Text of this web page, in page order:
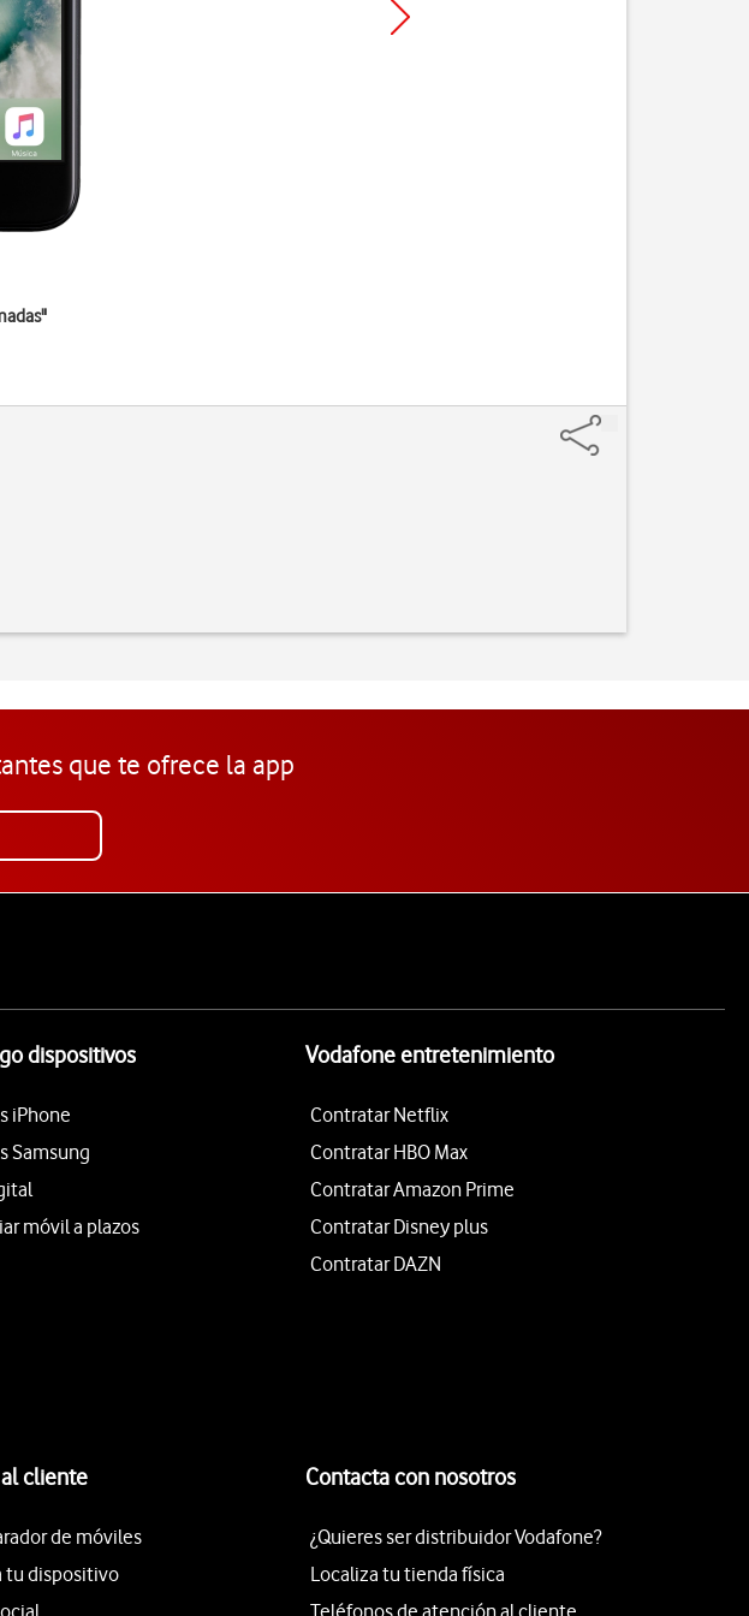
"
que te ofrece la app
dispositivos
iPhone
Samsung
móvil a plazos
Vodafone entretenimiento
Contratar Netflix
Contratar HBO Max
Contratar Amazon Prime
Contratar Disney plus
Contratar DAZN
cliente
de móviles
tu dispositivo
Contacta con nosotros
¿Quieres ser distribuidor Vodafone?
Localiza tu tienda física
Teléfonos de atención al cliente